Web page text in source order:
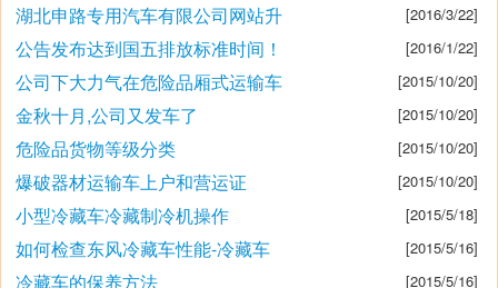
湖北申路专用汽车有限公司网站升 [2016/3/22]
公告发布达到国五排放标准时间！ [2016/1/22]
公司下大力气在危险品厢式运输车 [2015/10/20]
金秋十月,公司又发车了 [2015/10/20]
危险品货物等级分类 [2015/10/20]
爆破器材运输车上户和营运证 [2015/10/20]
小型冷藏车冷藏制冷机操作 [2015/5/18]
如何检查东风冷藏车性能-冷藏车 [2015/5/16]
冷藏车的保养方法 [2015/5/16]